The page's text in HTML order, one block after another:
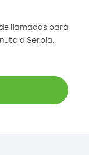
llamadas para
a Serbia.